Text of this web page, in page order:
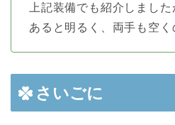
上記装備でも紹介しまし
あると明るく、両手も空く
さいごに